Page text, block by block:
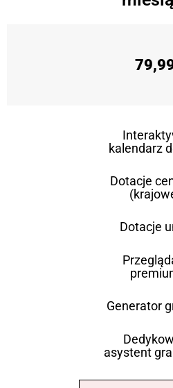
kalendarz
Dotacje
Dotacje
Generator
asystent